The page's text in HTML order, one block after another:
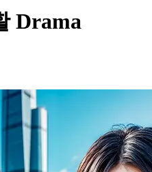
Drama